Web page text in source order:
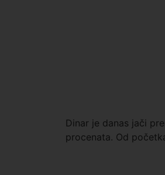
Dinar je danas jači
procenata. Od